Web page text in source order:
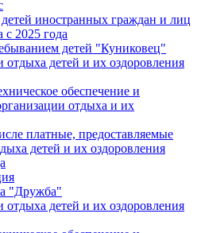
иностранных граждан и лиц
с 2025 года
детей "Куниковец"
отдыха детей и их оздоровления
обеспечение и
отдыха и их
платные, предоставляемые
детей и их оздоровления
"Дружба"
отдыха детей и их оздоровления